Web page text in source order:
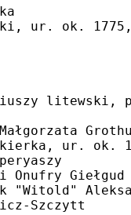
litewski,
ur. ok.
Giełgud
Szczytt